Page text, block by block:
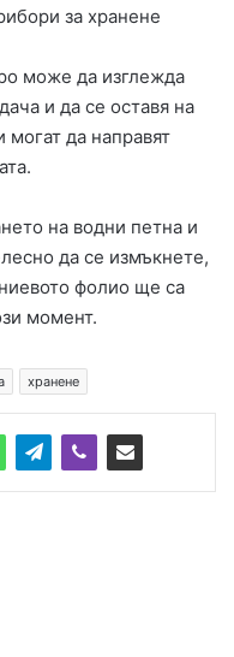
за хранене
може да изглежда
и да се оставя на
да направят
на водни петна и
да се измъкнете,
фолио ще са
момент.
хранене